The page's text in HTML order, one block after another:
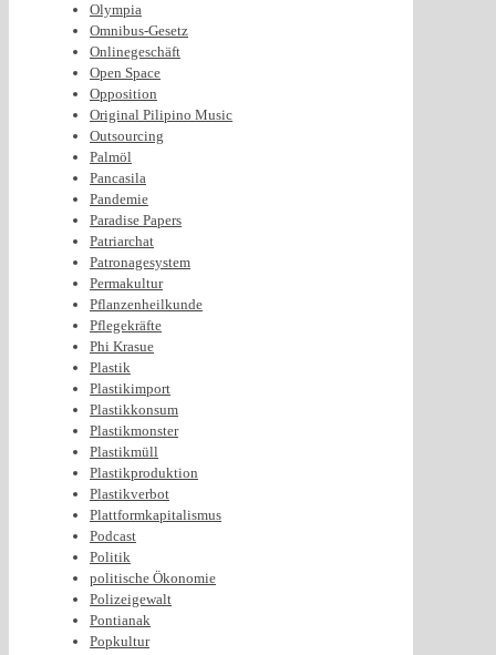
Olympia
Omnibus-Gesetz
Onlinegeschäft
Open Space
Opposition
Original Pilipino Music
Outsourcing
Palmöl
Pancasila
Pandemie
Paradise Papers
Patriarchat
Patronagesystem
Permakultur
Pflanzenheilkunde
Pflegekräfte
Phi Krasue
Plastik
Plastikimport
Plastikkonsum
Plastikmonster
Plastikmüll
Plastikproduktion
Plastikverbot
Plattformkapitalismus
Podcast
Politik
politische Ökonomie
Polizeigewalt
Pontianak
Popkultur